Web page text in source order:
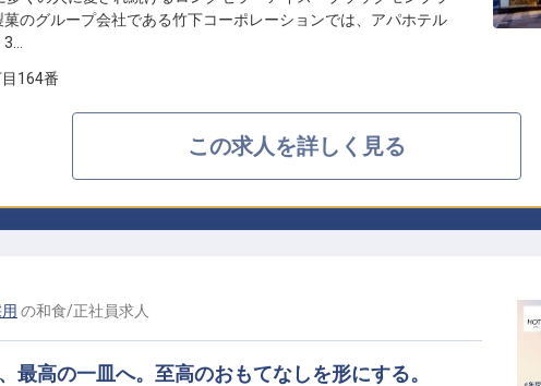
のグループ会社である竹下コーポレーションでは、アパホテル
164番
この求人を詳しく見る
の和食/正社員求人
最高の一皿へ。至高のおもてなしを形にする。